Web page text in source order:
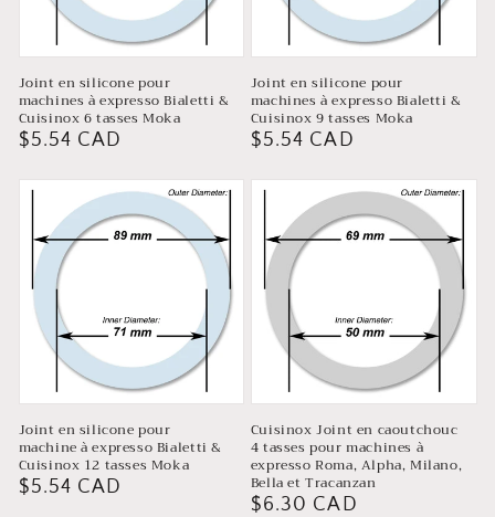
Joint en silicone pour
machines à expresso Bialetti &
Cuisinox 6 tasses Moka
Prix
habituel
$5.54 CAD
Joint en silicone pour
machines à expresso Bialetti &
Cuisinox 9 tasses Moka
Prix
habituel
$5.54 CAD
Joint en silicone pour
machine à expresso Bialetti &
Cuisinox 12 tasses Moka
Prix
$5.54 CAD
Cuisinox Joint en caoutchouc
4 tasses pour machines à
expresso Roma, Alpha, Milano,
Bella et Tracanzan
Prix
$6.30 CAD